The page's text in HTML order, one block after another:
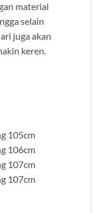
material
selain
juga akan
keren.
105cm
106cm
107cm
107cm